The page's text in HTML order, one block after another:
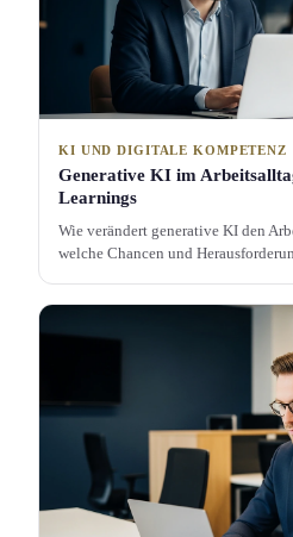
KI UND DIGITALE KOMPETENZ
Generative KI im
Learnings
Wie verändert generative KI den
welche Chancen und